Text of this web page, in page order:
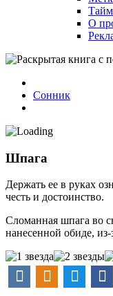
О
Сонник
Шпага
Держать ее в руках
честь и достоинство.
Сломанная шпага во
нанесенной обиде,